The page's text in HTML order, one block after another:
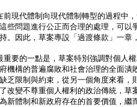
前現代體制向現代體制轉型的過程中
些問題進行公正而合理的處理，可以
。因此，草案專設「過渡條款」一章
重要的一點是，草案特別強調對個人
機構的普遍腐敗和社會治理的全面潰
乏限制與約束，從另一個角度來看，
改變不尊重個人權利的政治傳統，草
新體制和新政府存在的首要價值，繼